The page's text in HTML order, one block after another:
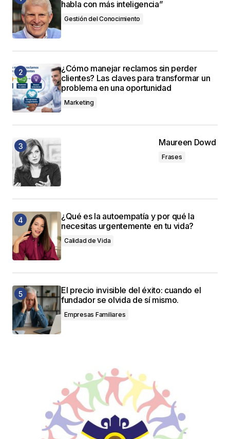
habla con más inteligencia”
Gestión del Conocimiento
¿Cómo manejar reclamos sin perder
clientes? Las claves para transformar un
problema en una oportunidad
Marketing
Maureen Dowd
Frases
¿Qué es la autoempatía y por qué la
necesitas urgentemente en tu vida?
Calidad de Vida
El precio invisible del éxito: cuando el
fundador se olvida de sí mismo.
Empresas Familiares